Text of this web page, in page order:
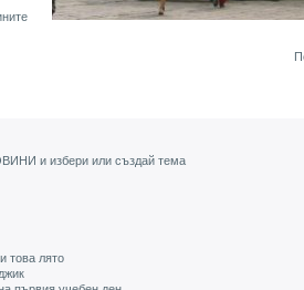
и избери или създай тема
това лято